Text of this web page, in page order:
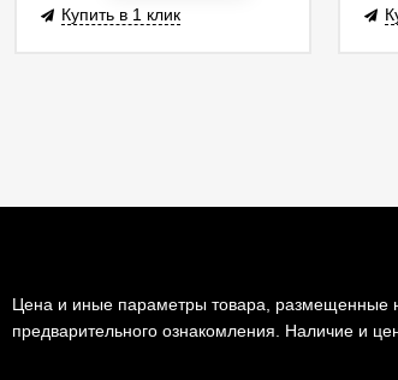
Купить в 1 клик
Цена и иные параметры товара, размещенные
предварительного ознакомления. Наличие и